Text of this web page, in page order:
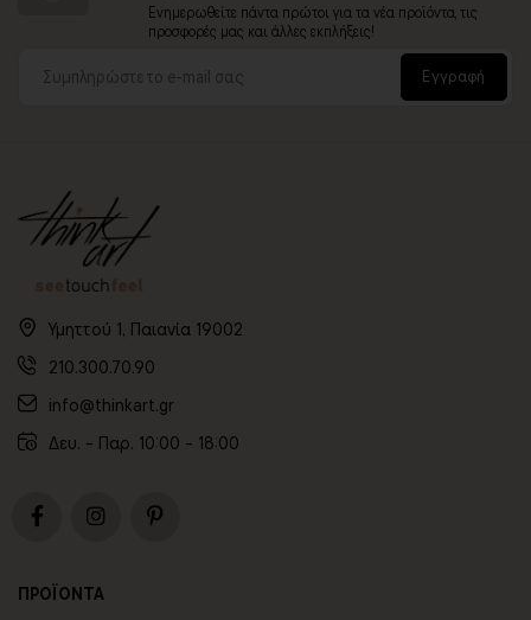
Ενημερωθείτε πάντα πρώτοι για τα νέα προϊόντα, τις
προσφορές μας και άλλες εκπλήξεις!
Εγγραφή
Υμηττού 1, Παιανία 19002
210.300.70.90
info@thinkart.gr
Δευ. - Παρ. 10:00 - 18:00
ΠΡΟΪΟΝΤΑ